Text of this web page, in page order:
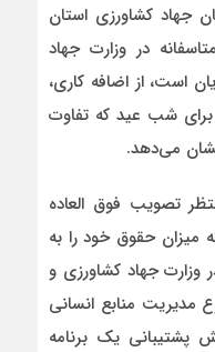
جهاد کشاورزی استان
در وزارت جهاد
است، از اضافه کاری،
برای شب عید که تفاوت
می‌دهد.
تصویب فوق العاده
میزان حقوق خود را به
وزارت جهاد کشاورزی و
مدیریت منابع انسانی
پشتیبانی یک برنامه